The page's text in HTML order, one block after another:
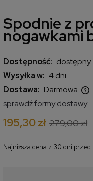
Spodnie z
nogawkami
Dostępność: dostępny
Wysyłka w: 4 dni
Dostawa: Darmowa
Cena nie zawiera
sprawdź formy dostawy
195,30 zł 279,00 zł
Najniższa cena z 30 dni